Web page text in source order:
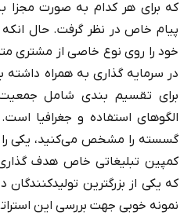
که برای هر کدام به صورت مجزا
پیام خاص در نظر گرفت. حال
خود را روی نوع خاصی از مشتری
در سرمایه گذاری به همراه داشته
برای تقسیم بندی شامل
الگوهای استفاده و جغرافیا
گسسته را مشخص می‌کنید، یکی را
کمپین تبلیغاتی خاص هدف
که یکی از بزرگترین
نمونه خوبی جهت بررسی این